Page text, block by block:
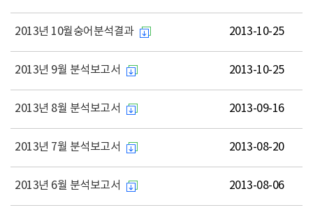
2013년 10월숭어분석결과 2013-10-25
2013년 9월 분석보고서 2013-10-25
2013년 8월 분석보고서 2013-09-16
2013년 7월 분석보고서 2013-08-20
2013년 6월 분석보고서 2013-08-06